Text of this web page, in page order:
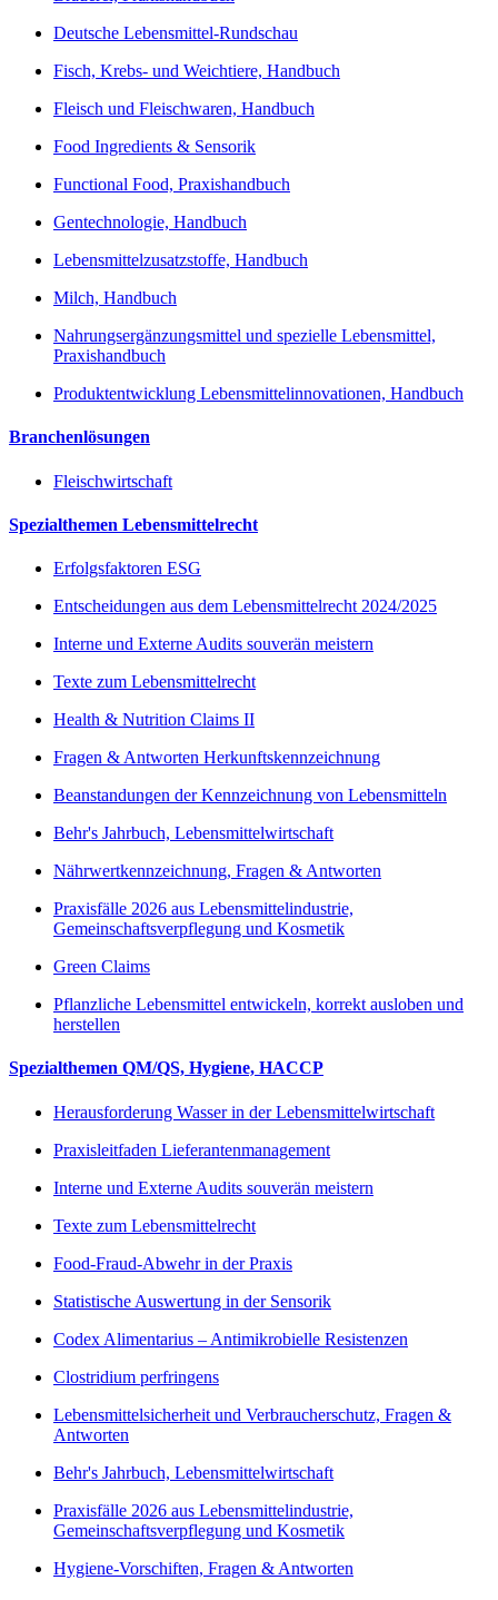
Deutsche Lebensmittel-Rundschau
Fisch, Krebs- und Weichtiere, Handbuch
Fleisch und Fleischwaren, Handbuch
Food Ingredients & Sensorik
Functional Food, Praxishandbuch
Gentechnologie, Handbuch
Lebensmittelzusatzstoffe, Handbuch
Milch, Handbuch
Nahrungsergänzungsmittel und spezielle Lebensmittel,
Praxishandbuch
Produktentwicklung Lebensmittelinnovationen, Handbuch
Branchenlösungen
Fleischwirtschaft
Spezialthemen Lebensmittelrecht
Erfolgsfaktoren ESG
Entscheidungen aus dem Lebensmittelrecht 2024/2025
Interne und Externe Audits souverän meistern
Texte zum Lebensmittelrecht
Health & Nutrition Claims II
Fragen & Antworten Herkunftskennzeichnung
Beanstandungen der Kennzeichnung von Lebensmitteln
Behr's Jahrbuch, Lebensmittelwirtschaft
Nährwertkennzeichnung, Fragen & Antworten
Praxisfälle 2026 aus Lebensmittelindustrie,
Gemeinschaftsverpflegung und Kosmetik
Green Claims
Pflanzliche Lebensmittel entwickeln, korrekt ausloben und
herstellen
Spezialthemen QM/QS, Hygiene, HACCP
Herausforderung Wasser in der Lebensmittelwirtschaft
Praxisleitfaden Lieferantenmanagement
Interne und Externe Audits souverän meistern
Texte zum Lebensmittelrecht
Food-Fraud-Abwehr in der Praxis
Statistische Auswertung in der Sensorik
Codex Alimentarius – Antimikrobielle Resistenzen
Clostridium perfringens
Lebensmittelsicherheit und Verbraucherschutz, Fragen &
Antworten
Behr's Jahrbuch, Lebensmittelwirtschaft
Praxisfälle 2026 aus Lebensmittelindustrie,
Gemeinschaftsverpflegung und Kosmetik
Hygiene-Vorschiften, Fragen & Antworten